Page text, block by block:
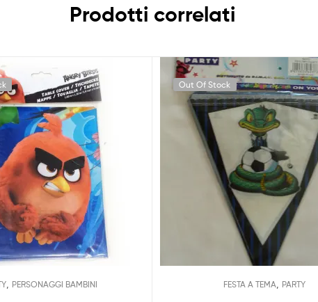
Prodotti correlati
, PERSONAGGI BAMBINI
Out Of Stock
FESTA A TEMA PARTY